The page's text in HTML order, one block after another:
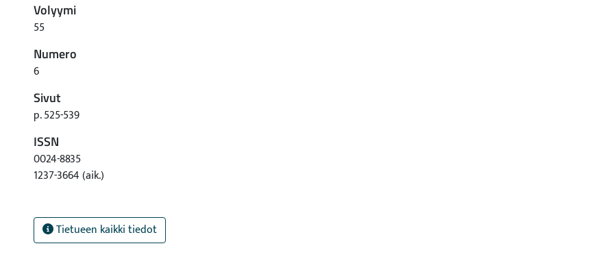
Volyymi
55
Numero
6
Sivut
p. 525-539
ISSN
0024-8835
1237-3664 (aik.)
Tietueen kaikki tiedot